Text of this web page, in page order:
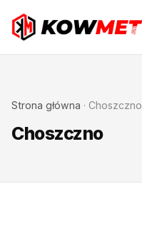
Strona główna · Choszczno
Choszczno